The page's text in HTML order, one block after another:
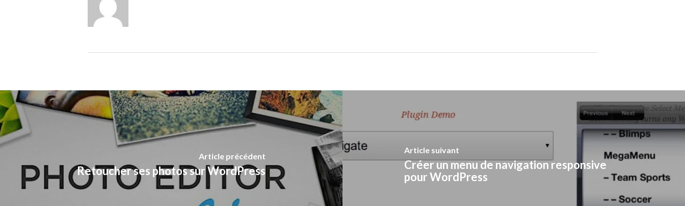
Article précédent
Retoucher ses photos sur WordPress
Article suivant
Créer un menu de navigation responsive
pour WordPress